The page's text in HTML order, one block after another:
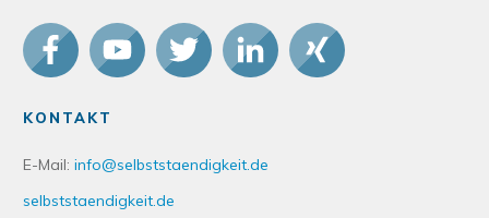
KONTAKT
E-Mail: info@selbststaendigkeit.de
selbststaendigkeit.de